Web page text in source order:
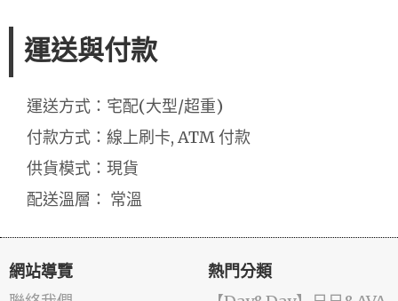
運送與付款
運送方式：宅配(大型/超重)
付款方式：線上刷卡, ATM 付款
供貨模式：現貨
配送溫層： 常溫
網站導覽 熱門分類